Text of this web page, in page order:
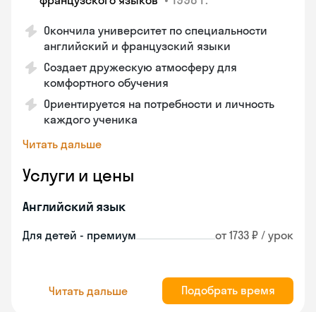
Окончила университет по специальности
английский и французский языки
Создает дружескую атмосферу для
комфортного обучения
Ориентируется на потребности и личность
каждого ученика
Читать дальше
Услуги и цены
Английский язык
Для детей - премиум от 1733 ₽ / урок
Читать дальше Подобрать время